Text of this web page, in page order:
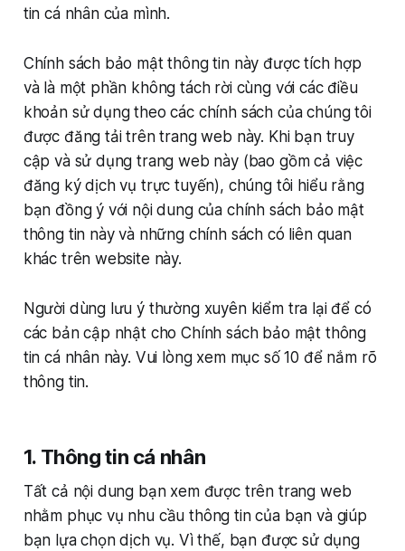
tin cá nhân của mình.
Chính sách bảo mật thông tin này được tích hợp
và là một phần không tách rời cùng với các điều
khoản sử dụng theo các chính sách của chúng tôi
được đăng tải trên trang web này. Khi bạn truy
cập và sử dụng trang web này (bao gồm cả việc
đăng ký dịch vụ trực tuyến), chúng tôi hiểu rằng
bạn đồng ý với nội dung của chính sách bảo mật
thông tin này và những chính sách có liên quan
khác trên website này.
Người dùng lưu ý thường xuyên kiểm tra lại để có
các bản cập nhật cho Chính sách bảo mật thông
tin cá nhân này. Vui lòng xem mục số 10 để nắm rõ
thông tin.
1. Thông tin cá nhân
Tất cả nội dung bạn xem được trên trang web
nhằm phục vụ nhu cầu thông tin của bạn và giúp
bạn lựa chọn dịch vụ. Vì thế, bạn được sử dụng